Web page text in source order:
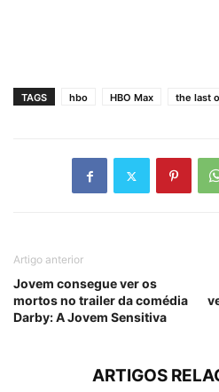
TAGS hbo HBO Max the last
Artigo anterior
Jovem consegue ver os
mortos no trailer da comédia
Darby: A Jovem Sensitiva
ARTIGOS